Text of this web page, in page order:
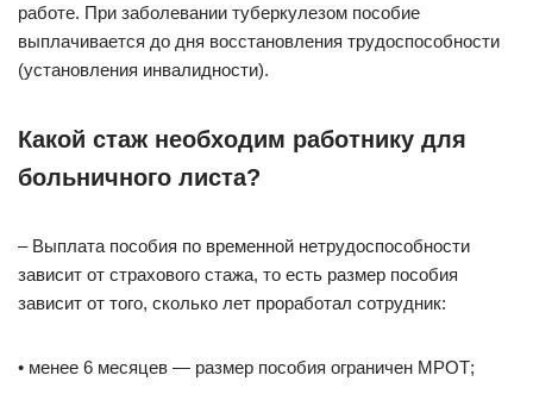
работе. При заболевании туберкулезом пособие
выплачивается до дня восстановления трудоспособности
(установления инвалидности).
Какой стаж необходим работнику для
больничного листа?
– Выплата пособия по временной нетрудоспособности
зависит от страхового стажа, то есть размер пособия
зависит от того, сколько лет проработал сотрудник:
• менее 6 месяцев — размер пособия ограничен МРОТ;